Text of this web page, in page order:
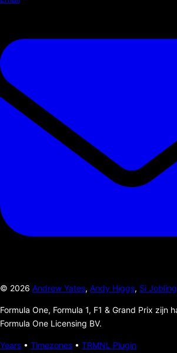
© 2026 Andrew Yates, Andy Higgs, Si Jobling
Formula One, Formula 1, F1 & Grand Prix zijn
Formula One Licensing BV.
Years • Timezones • TRMNL Plugin